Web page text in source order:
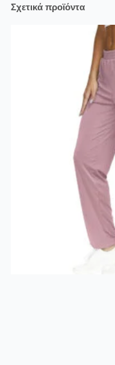
Σχετικά προϊόντα